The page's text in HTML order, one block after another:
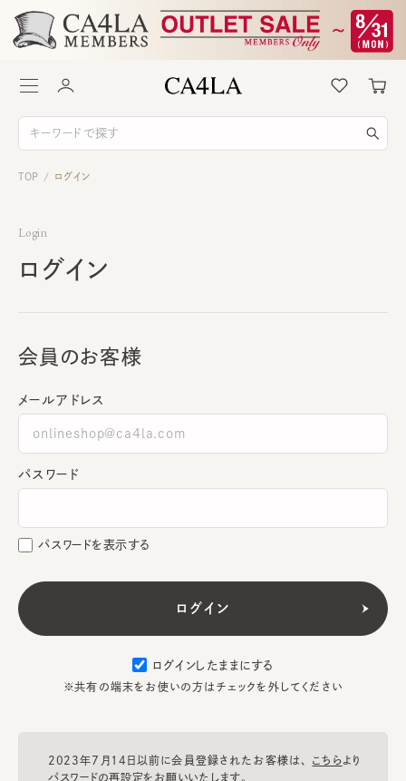
TOP / ログイン
Login
ログイン
会員のお客様
メールアドレス
パスワード
パスワードを表示する
ログインしたままにする
※共有の端末をお使いの方はチェックを外してください
2023年7月14日以前に会員登録されたお客様は、 こちらより
パスワードの再設定をお願いいたします。